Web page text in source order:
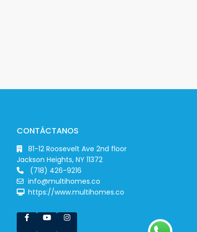
CONTÁCTANOS
81-12 Roosevelt Ave 2nd floor
Jackson Heights, NY 11372
(718) 426-9216
info@multihomes.co
https://www.multihomes.co